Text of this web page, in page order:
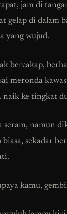
jam di
gelap di dalam
yang wujud.
bercakap,
meronda
naik ke tingkat
seram, namun
biasa, sekadar
kamu,